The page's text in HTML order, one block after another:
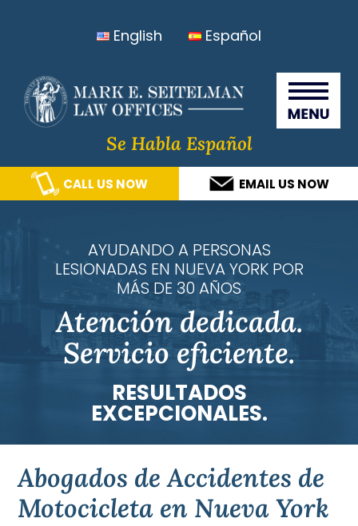
navigation
content
sidebar
Law
Offices
English Español
Se Habla Español
CALL US NOW EMAIL US NOW
AYUDANDO A PERSONAS
LESIONADAS EN NUEVA YORK POR
MÁS DE 30 AÑOS
Atención dedicada.
Servicio eficiente.
RESULTADOS
EXCEPCIONALES.
Abogados de Accidentes de
Motocicleta en Nueva York